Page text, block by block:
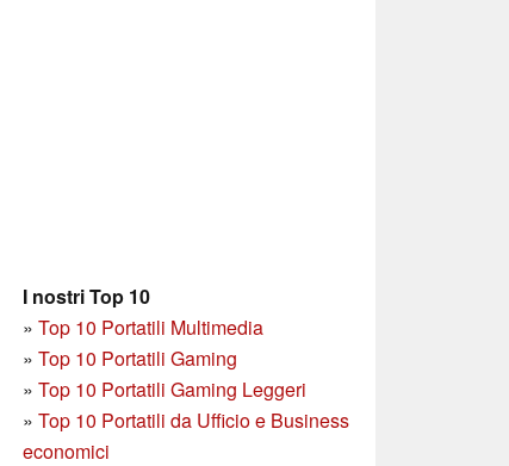
I nostri Top 10
» Top 10 Portatili Multimedia
» Top 10 Portatili Gaming
» Top 10 Portatili Gaming Leggeri
» Top 10 Portatili da Ufficio e Business
economici